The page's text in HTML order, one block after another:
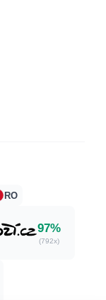
RO
97%
(792x)